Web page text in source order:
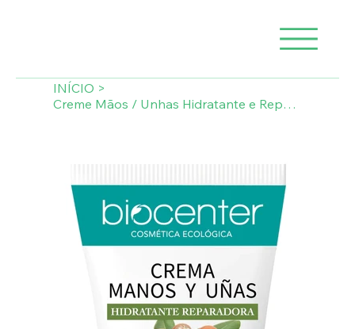
INÍCIO >
Creme Mãos / Unhas Hidratante e Reparador